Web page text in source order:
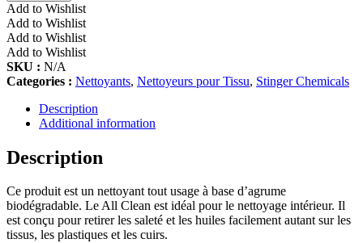
Add to Wishlist
Add to Wishlist
Add to Wishlist
Add to Wishlist
SKU : N/A
Categories : Nettoyants, Nettoyeurs pour Tissu, Stinger Chemicals
Description
Additional information
Description
Ce produit est un nettoyant tout usage à base d’agrume
biodégradable. Le All Clean est idéal pour le nettoyage intérieur. Il
est conçu pour retirer les saleté et les huiles facilement autant sur les
tissus, les plastiques et les cuirs.